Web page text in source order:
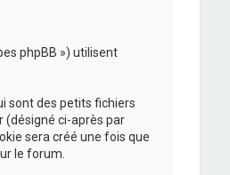
phpBB ») utilisent
sont des petits fichiers
(désigné ci-après par
sera créé une fois que
le forum.